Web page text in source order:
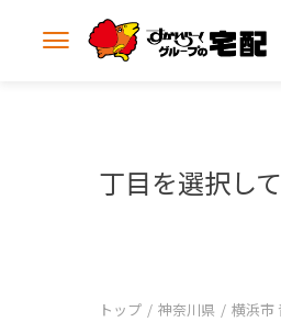
メ
丁目を選択し
トップ 神奈川県 横浜市